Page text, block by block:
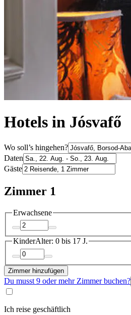
Hotels in Jósvafő
Wo soll’s hingehen?
Daten
Gäste
Zimmer 1
Erwachsene
KinderAlter: 0 bis 17 J.
Zimmer hinzufügen
Du musst 9 oder mehr Zimmer buchen?
Ich reise geschäftlich